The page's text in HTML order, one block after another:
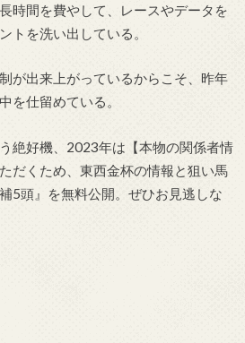
時間を費やして、レースやデータを
トを洗い出している。
が出来上がっているからこそ、昨年
を仕留めている。
絶好機、2023年は【本物の関係者情
だくため、東西金杯の情報と狙い馬
5頭』を無料公開。ぜひお見逃しな